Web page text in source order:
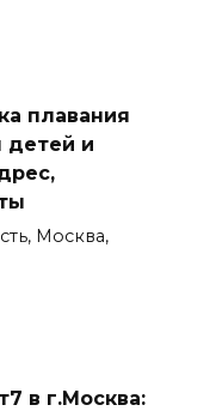
плавания
и
Москва,
в г.Москва: